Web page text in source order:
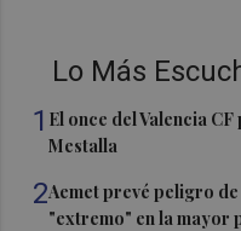
Lo Más
1 El once del Valencia
Mestalla
2Aemet prevé peligro
"extremo" en la mayor